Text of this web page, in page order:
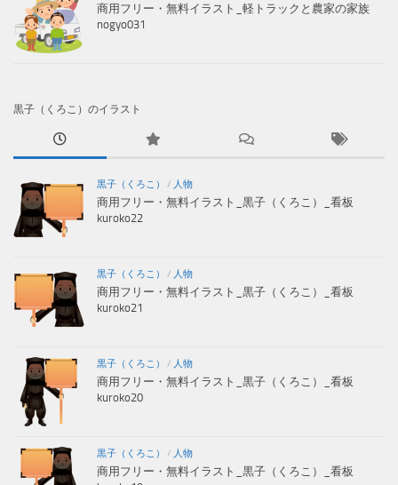
商用フリー・無料イラスト_軽トラックと農家の家族
nogyo031
黒子（くろこ）のイラスト
黒子（くろこ） / 人物
商用フリー・無料イラスト_黒子（くろこ）_看板
kuroko22
黒子（くろこ） / 人物
商用フリー・無料イラスト_黒子（くろこ）_看板
kuroko21
黒子（くろこ） / 人物
商用フリー・無料イラスト_黒子（くろこ）_看板
kuroko20
黒子（くろこ） / 人物
商用フリー・無料イラスト_黒子（くろこ）_看板